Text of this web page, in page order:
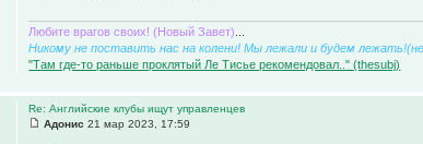
Любите врагов своих! (Новый Завет)
Никому не поставить нас на колени! Мы лежали и будем
"Там где-то раньше проклятый Ле Тисье рекомендовал.." (thesubj)
Re: Английские клубы ищут управленцев
Адонис 21 мар 2023, 17:59